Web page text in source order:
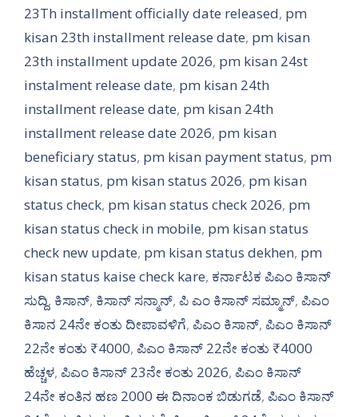
23Th installment officially date released, pm
kisan 23th installment release date, pm kisan
23th installment update 2026, pm kisan 24st
instalment release date, pm kisan 24th
installment release date, pm kisan 24th
installment release date 2026, pm kisan
beneficiary status, pm kisan payment status, pm
kisan status, pm kisan status 2026, pm kisan
status check, pm kisan status check 2026, pm
kisan status check in mobile, pm kisan status
check new update, pm kisan status dekhen, pm
kisan status kaise check kare, ಕರ್ನಾಟಕ ಪಿಎಂ ಕಿಸಾನ್
ಸುದ್ದಿ, ಕಿಸಾನ್, ಕಿಸಾನ್ ಸನ್ಮಾನ್, ಪಿ ಎಂ ಕಿಸಾನ್ ಸಮ್ಮಾನ್, ಪಿಎಂ
ಕಿಸಾನ 24ನೇ ಕಂತು ದೀಪಾವಳಿಗೆ, ಪಿಎಂ ಕಿಸಾನ್, ಪಿಎಂ ಕಿಸಾನ್
22ನೇ ಕಂತು ₹4000, ಪಿಎಂ ಕಿಸಾನ್ 22ನೇ ಕಂತು ₹4000
ಹೆಚ್ಚಳ, ಪಿಎಂ ಕಿಸಾನ್ 23ನೇ ಕಂತು 2026, ಪಿಎಂ ಕಿಸಾನ್
24ನೇ ಕಂತಿನ ಹಣ 2000 ಈ ದಿನಾಂಕ ಬಿಡುಗಡೆ, ಪಿಎಂ ಕಿಸಾನ್